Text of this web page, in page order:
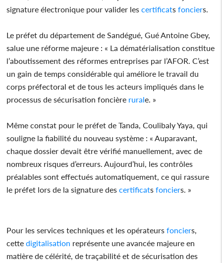
signature électronique pour valider les certificats fonciers.
Le préfet du département de Sandégué, Gué Antoine Gbey,
salue une réforme majeure : « La dématérialisation constitue
l’aboutissement des réformes entreprises par l’AFOR. C’est
un gain de temps considérable qui améliore le travail du
corps préfectoral et de tous les acteurs impliqués dans le
processus de sécurisation foncière rurale. »
Même constat pour le préfet de Tanda, Coulibaly Yaya, qui
souligne la fiabilité du nouveau système : « Auparavant,
chaque dossier devait être vérifié manuellement, avec de
nombreux risques d’erreurs. Aujourd’hui, les contrôles
préalables sont effectués automatiquement, ce qui rassure
le préfet lors de la signature des certificats fonciers. »
Pour les services techniques et les opérateurs fonciers,
cette digitalisation représente une avancée majeure en
matière de célérité, de traçabilité et de sécurisation des